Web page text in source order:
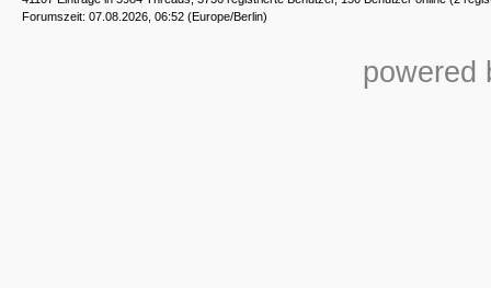
Forumszeit: 07.08.2026, 06:52 (Europe/Berlin)
powered